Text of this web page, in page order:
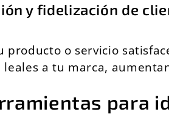
y fidelización de
producto o servicio
a tu marca,
para